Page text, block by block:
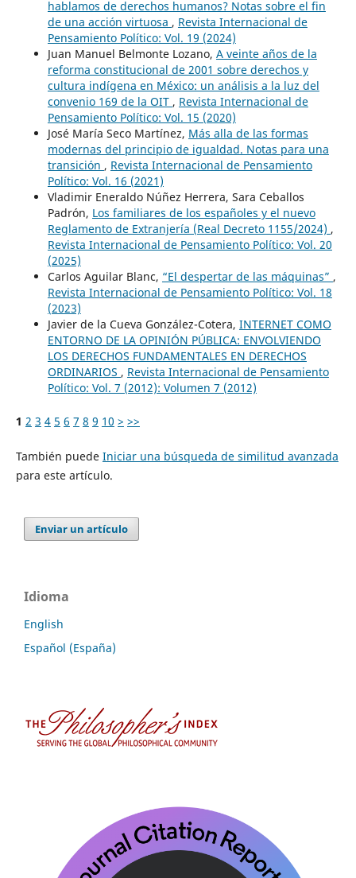
hablamos de derechos humanos? Notas sobre el fin
de una acción virtuosa , Revista Internacional de
Pensamiento Político: Vol. 19 (2024)
Juan Manuel Belmonte Lozano, A veinte años de la
reforma constitucional de 2001 sobre derechos y
cultura indígena en México: un análisis a la luz del
convenio 169 de la OIT , Revista Internacional de
Pensamiento Político: Vol. 15 (2020)
José María Seco Martínez, Más alla de las formas
modernas del principio de igualdad. Notas para una
transición , Revista Internacional de Pensamiento
Político: Vol. 16 (2021)
Vladimir Eneraldo Núñez Herrera, Sara Ceballos
Padrón, Los familiares de los españoles y el nuevo
Reglamento de Extranjería (Real Decreto 1155/2024) ,
Revista Internacional de Pensamiento Político: Vol. 20
(2025)
Carlos Aguilar Blanc, “El despertar de las máquinas” ,
Revista Internacional de Pensamiento Político: Vol. 18
(2023)
Javier de la Cueva González-Cotera, INTERNET COMO
ENTORNO DE LA OPINIÓN PÚBLICA: ENVOLVIENDO
LOS DERECHOS FUNDAMENTALES EN DERECHOS
ORDINARIOS , Revista Internacional de Pensamiento
Político: Vol. 7 (2012): Volumen 7 (2012)
1 2 3 4 5 6 7 8 9 10 > >>
También puede Iniciar una búsqueda de similitud avanzada
para este artículo.
Enviar un artículo
Idioma
English
Español (España)